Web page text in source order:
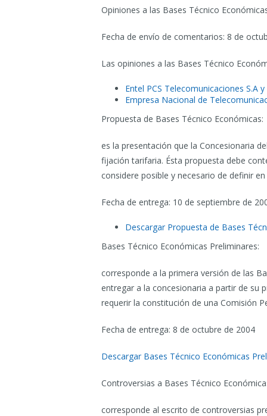
Opiniones a las Bases Técnico
Fecha de envío de comentarios: 8 de
Las opiniones a las Bases Técnico
Entel PCS Telecomunicaciones S.A
Empresa Nacional de
Propuesta de Bases Técnico Económicas:
es la presentación que la Concesionaria
fijación tarifaria. Ésta propuesta debe
considere posible y necesario de definir
Fecha de entrega: 10 de septiembre de
Descargar Propuesta de Bases
Bases Técnico Económicas Preliminares:
corresponde a la primera versión de las
entregar a la concesionaria a partir de su
requerir la constitución de una Comisión
Fecha de entrega: 8 de octubre de 2004
Descargar Bases Técnico Económicas
Controversias a Bases Técnico
corresponde al escrito de controversias